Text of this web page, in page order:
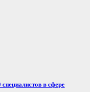
в сфере